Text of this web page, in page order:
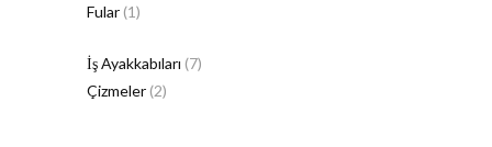
Fular (1)
İş Ayakkabıları (7)
Çizmeler (2)